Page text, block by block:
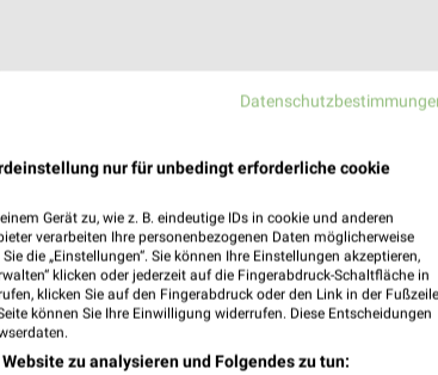
Sonderpreis
Prospekt für
den 01.08.
Gültig von 01. Aug. bis 07.
nur für unbedingt erforderliche cookie
Gerät zu, wie z. B. eindeutige IDs in cookie und anderen
verarbeiten Ihre personenbezogenen Daten möglicherweise
die „Einstellungen“. Sie können Ihre Einstellungen akzeptieren,
klicken oder jederzeit auf die Fingerabdruck-Schaltfläche in
klicken Sie auf den Fingerabdruck oder den Link in der Fußzeile
können Sie Ihre Einwilligung widerrufen. Diese Entscheidungen
zu analysieren und Folgendes zu tun: